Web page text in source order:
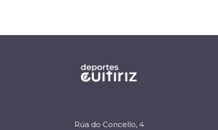
Rúa do Concello, 4